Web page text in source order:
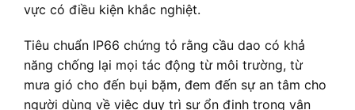
vực có điều kiện khắc nghiệt.
Tiêu chuẩn IP66 chứng tỏ rằng cầu dao có khả
năng chống lại mọi tác động từ môi trường, từ
mưa gió cho đến bụi bặm, đem đến sự an tâm cho
người dùng về việc duy trì sự ổn định trong vận